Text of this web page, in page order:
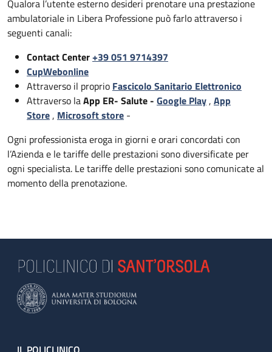
Qualora l’utente esterno desideri prenotare una prestazione
ambulatoriale in Libera Professione può farlo attraverso i
seguenti canali:
Contact Center+39 051 9714397
CupWebonline
Attraverso il proprio Fascicolo Sanitario Elettronico
Attraverso laApp ER- Salute - Google Play, App
Store, Microsoft store -
Ogni professionista eroga in giorni e orari concordati con
l’Azienda e le tariffe delle prestazioni sono diversificate per
ogni specialista. Le tariffe delle prestazioni sono comunicate al
momento della prenotazione.